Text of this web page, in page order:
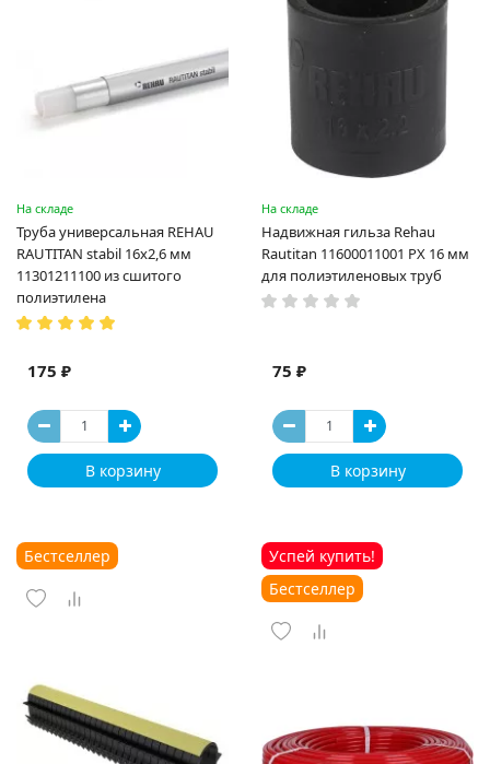
На складе
Труба универсальная REHAU
RAUTITAN stabil 16х2,6 мм
11301211100 из сшитого
полиэтилена
175 ₽
В корзину
На складе
Надвижная гильза Rehau
Rautitan 11600011001 PX 16 мм
для полиэтиленовых труб
75 ₽
В корзину
Бестселлер
Успей купить!
Бестселлер